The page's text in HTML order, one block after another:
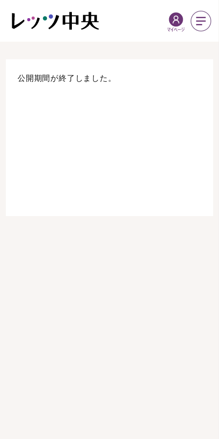
公開期間が終了しました。